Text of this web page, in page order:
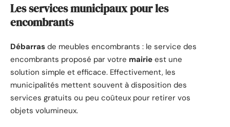
Les services municipaux pour les
encombrants
Débarras de meubles encombrants : le service des
encombrants proposé par votre mairie est une
solution simple et efficace. Effectivement, les
municipalités mettent souvent à disposition des
services gratuits ou peu coûteux pour retirer vos
objets volumineux.